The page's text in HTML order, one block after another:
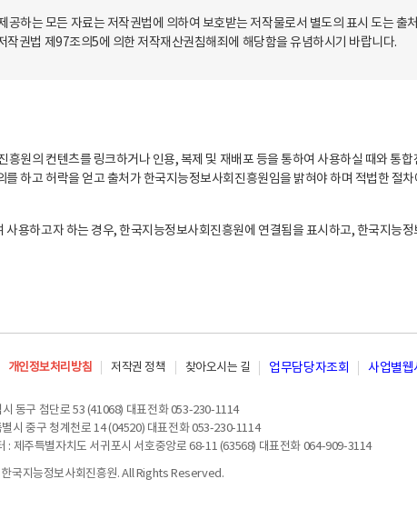
공하는 모든 자료는 저작권법에 의하여 보호받는 저작물로서 별도의 표시 도는
작권법 제97조의5에 의한 저작재산권침해죄에 해당함을 유념하시기 바랍니다.
흥원의 컨텐츠를 링크하거나 인용, 복제 및 재배포 등을 통하여 사용하실 때와 통
하고 허락을 얻고 출처가 한국지능정보사회진흥원임을 밝혀야 하며 적법한 절
용하고자 하는 경우, 한국지능정보사회진흥원에 연결됨을 표시하고, 한국지능
개인정보처리방침 저작권 정책 찾아오시는 길 업무담당자조회 사업별웹
시 동구 첨단로 53 (41068) 대표전화 053-230-1114
별시 중구 청계천로 14 (04520) 대표전화 053-230-1114
: 제주특별자치도 서귀포시 서호중앙로 68-11 (63568) 대표전화 064-909-3114
국지능정보사회진흥원. All Rights Reserved.